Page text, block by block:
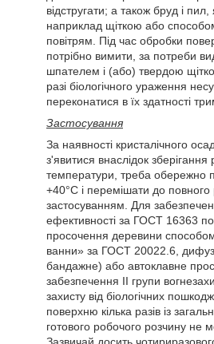
відстругати; а також бруд і пил,
наприклад щіткою або
повітрям. Під час обробки
потрібно вимити, за потреби
шпателем і (або) твердою
разі біологічного ураження
переконатися в їх здатності
Застосування
За наявності кристалічного
з'явитися внаслідок зберігання
температури, треба обережно
+40°C і перемішати до
застосуванням. Для
ефективності за ГОСТ 16363
просочення деревини
ванни» за ГОСТ 20022.6,
бандажне) або автоклавне
забезпечення II групи
захисту від біологічних
поверхню кілька разів із
готового робочого розчину не
Зазвичай досить